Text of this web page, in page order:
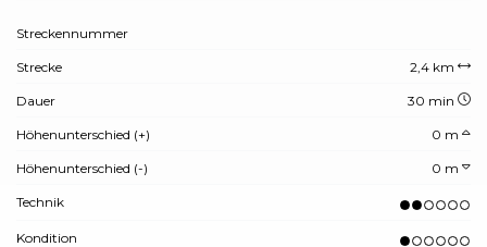
Streckennummer
Strecke 2,4 km
Dauer 30 min
Höhenunterschied (+) 0 m
Höhenunterschied (-) 0 m
Technik
Kondition